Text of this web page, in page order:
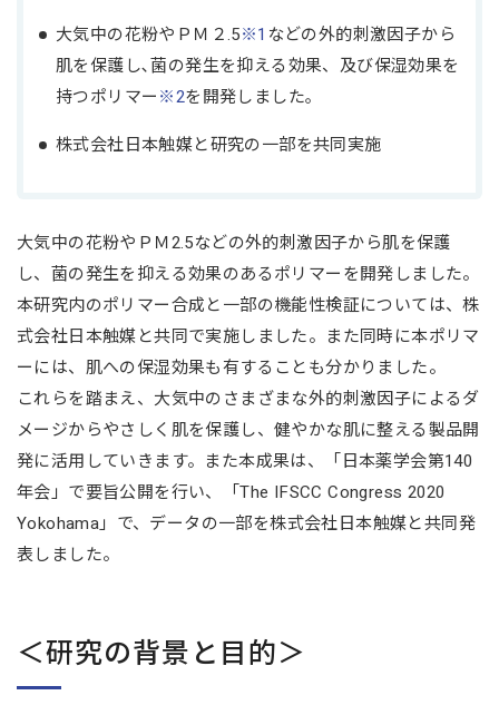
大気中の花粉やＰＭ２.5※1 などの外的刺激因子から
肌を保護し､菌の発生を抑える効果、及び保湿効果を
持つポリマー※2を開発しました｡
株式会社日本触媒と研究の一部を共同実施
大気中の花粉やＰＭ2.5などの外的刺激因子から肌を保護
し、菌の発生を抑える効果のあるポリマーを開発しました。
本研究内のポリマー合成と一部の機能性検証については、株
式会社日本触媒と共同で実施しました。また同時に本ポリマ
ーには、肌への保湿効果も有することも分かりました。
これらを踏まえ、大気中のさまざまな外的刺激因子によるダ
メージからやさしく肌を保護し、健やかな肌に整える製品開
発に活用していきます。また本成果は、「日本薬学会第140
年会」で要旨公開を行い、「The IFSCC Congress 2020
Yokohama」で、データの一部を株式会社日本触媒と共同発
表しました。
＜研究の背景と目的＞